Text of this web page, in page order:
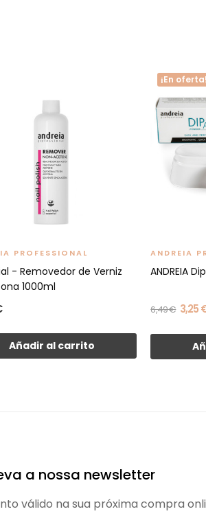
PROFESSIONAL
- Removedor de Verniz
1000ml
Añadir al carrito
¡En
ANDREIA
ANDREIA
6,49 € 3,25
a nossa newsletter
válido na sua próxima compra